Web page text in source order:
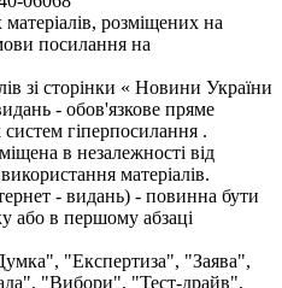
розміщених на
посилання на
зі сторінки « Новини України
- обов'язкове пряме
гіперпосилання .
в незалежності від
матеріалів.
- видань) - повинна бути
або в першому абзаці
"Експертиза", "Заява",
"Вибори", "Тест-драйв",